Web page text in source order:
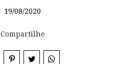
19/08/2020
Compartilhe